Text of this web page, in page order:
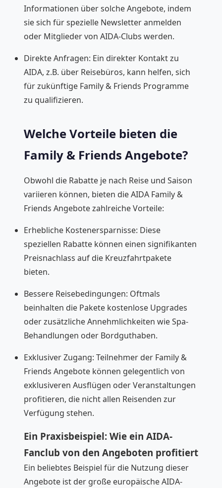
Informationen über solche Angebote, indem
sie sich für spezielle Newsletter anmelden
oder Mitglieder von AIDA-Clubs werden.
Direkte Anfragen: Ein direkter Kontakt zu
AIDA, z.B. über Reisebüros, kann helfen, sich
für zukünftige Family & Friends Programme
zu qualifizieren.
Welche Vorteile bieten die
Family & Friends Angebote?
Obwohl die Rabatte je nach Reise und Saison
variieren können, bieten die AIDA Family &
Friends Angebote zahlreiche Vorteile:
Erhebliche Kostenersparnisse: Diese
speziellen Rabatte können einen signifikanten
Preisnachlass auf die Kreuzfahrtpakete
bieten.
Bessere Reisebedingungen: Oftmals
beinhalten die Pakete kostenlose Upgrades
oder zusätzliche Annehmlichkeiten wie Spa-
Behandlungen oder Bordguthaben.
Exklusiver Zugang: Teilnehmer der Family &
Friends Angebote können gelegentlich von
exklusiveren Ausflügen oder Veranstaltungen
profitieren, die nicht allen Reisenden zur
Verfügung stehen.
Ein Praxisbeispiel: Wie ein AIDA-
Fanclub von den Angeboten profitiert
Ein beliebtes Beispiel für die Nutzung dieser
Angebote ist der große europäische AIDA-